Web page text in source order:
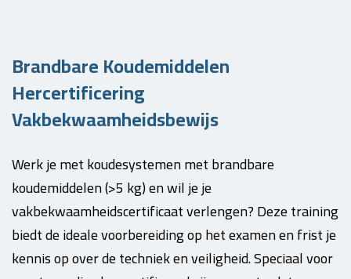
Brandbare Koudemiddelen
Hercertificering
Vakbekwaamheidsbewijs
Werk je met koudesystemen met brandbare
koudemiddelen (>5 kg) en wil je je
vakbekwaamheidscertificaat verlengen? Deze training
biedt de ideale voorbereiding op het examen en frist je
kennis op over de techniek en veiligheid. Speciaal voor